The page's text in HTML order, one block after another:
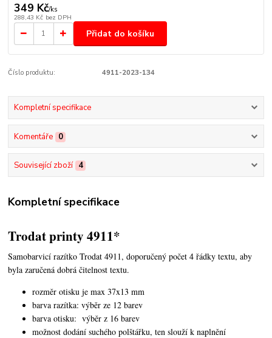
349 Kč/ks
288,43 Kč bez DPH
Přidat do košíku
Číslo produktu: 4911-2023-134
Kompletní specifikace
Komentáře 0
Související zboží 4
Kompletní specifikace
Trodat printy 4911*
Samobarvicí razítko Trodat 4911, doporučený počet 4 řádky textu,aby
byla zaručená dobrá čitelnost textu.
rozměr otisku je max 37x13 mm
barva razítka: výběr ze 12 barev
barva otisku: výběr z 16 barev
možnost dodání suchého polštářku, ten slouží k naplnění